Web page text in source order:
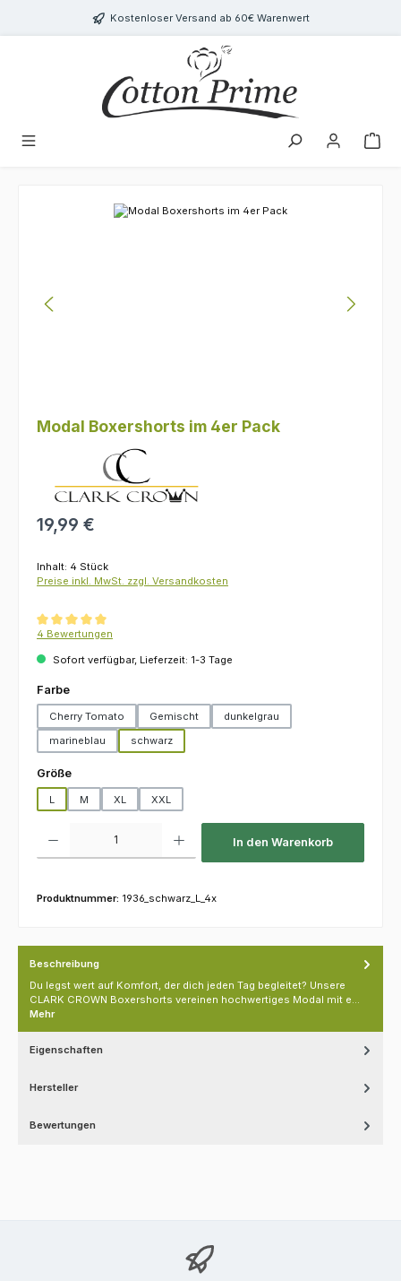
Zum Hauptinhalt springenKostenloser Versand ab 60€ Warenwert
Bildergalerie überspringen
Modal Boxershorts im 4er Pack
Regulärer Preis:
19,99 €
Inhalt: 4 Stück
Preise inkl. MwSt. zzgl. Versandkosten
Durchschnittliche Bewertung von 5 von 5 Sternen
4 Bewertungen
Sofort verfügbar, Lieferzeit: 1-3 Tage
Farbeauswählen
Cherry Tomato Gemischt
dunkelgrau
marineblau
schwarz
Größeauswählen
L M XL XXL
In den Warenkorb
Produktnummer: 1936_schwarz_L_4x
Beschreibung
Du legst wert auf Komfort, der dich jeden Tag begleitet? Unsere
CLARK CROWN Boxershorts vereinen hochwertiges Modal mit e…
Mehr
Eigenschaften
Hersteller
Bewertungen